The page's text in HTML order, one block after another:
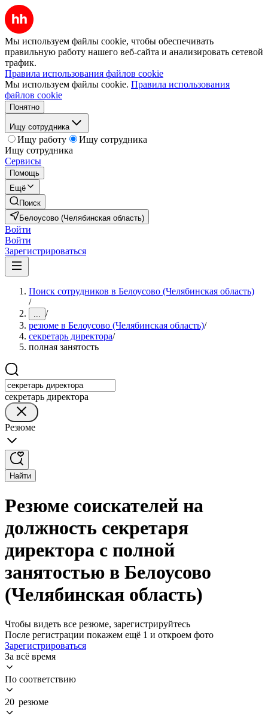
Мы используем файлы cookie, чтобы обеспечивать
правильную работу нашего веб-сайта и анализировать сетевой
трафик.
Правила использования файлов cookie
Мы используем файлы cookie. Правила использования
файлов cookie
Понятно
Ищу сотрудника
Ищу работу
Ищу сотрудника
Ищу сотрудника
Сервисы
Помощь
Ещё
Поиск
Белоусово (Челябинская область)
Войти
Войти
Зарегистрироваться
Поиск сотрудников в Белоусово (Челябинская область)
/
... /
резюме в Белоусово (Челябинская область)/
секретарь директора/
полная занятость
секретарь директора
Резюме
Найти
Резюме соискателей на
должность секретаря
директора с полной
занятостью в Белоусово
(Челябинская область)
Чтобы видеть все резюме, зарегистрируйтесь
После регистрации покажем ещё 1 и откроем фото
Зарегистрироваться
За всё время
По соответствию
20 резюме